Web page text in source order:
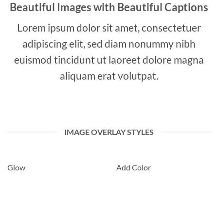
Beautiful Images with Beautiful Captions
Lorem ipsum dolor sit amet, consectetuer
adipiscing elit, sed diam nonummy nibh
euismod tincidunt ut laoreet dolore magna
aliquam erat volutpat.
IMAGE OVERLAY STYLES
Glow Add Color